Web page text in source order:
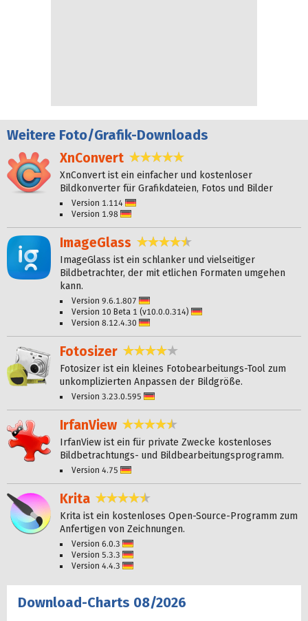
Weitere Foto/Grafik-Downloads
XnConvert
XnConvert ist ein einfacher und kostenloser
Bildkonverter für Grafikdateien, Fotos und Bilder
Version 1.114
Version 1.98
ImageGlass 4,4 Sterne
ImageGlass ist ein schlanker und vielseitiger
Bildbetrachter, der mit etlichen Formaten umgehen
kann.
Version 9.6.1.807
Version 10 Beta 1 (v10.0.0.314)
Version 8.12.4.30
Fotosizer 3,8 Sterne
Fotosizer ist ein kleines Fotobearbeitungs-Tool zum
unkomplizierten Anpassen der Bildgröße.
Version 3.23.0.595
IrfanView 4,7 Sterne
IrfanView ist ein für private Zwecke kostenloses
Bildbetrachtungs- und Bildbearbeitungsprogramm.
Version 4.75
Krita 4,7 Sterne
Krita ist ein kostenloses Open-Source-Programm zum
Anfertigen von Zeichnungen.
Version 6.0.3
Version 5.3.3
Version 4.4.3
Download-Charts 08/2026